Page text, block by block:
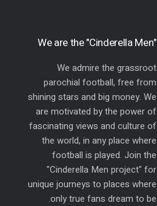
"We are the "Cinderella Men
We admire the grassroot
parochial football, free from
shining stars and big money. We
are motivated by the power of
fascinating views and culture of
the world, in any place where
football is played. Join the
"Cinderella Men project" for
unique journeys to places where
only true fans dream to be.